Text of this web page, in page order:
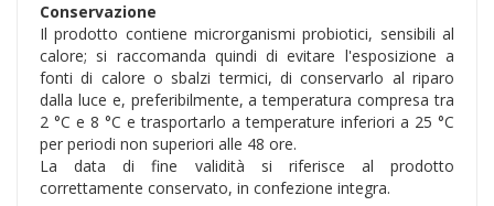
Conservazione
Il prodotto contiene microrganismi probiotici, sensibili al
calore; si raccomanda quindi di evitare l'esposizione a
fonti di calore o sbalzi termici, di conservarlo al riparo
dalla luce e, preferibilmente, a temperatura compresa tra
2 °C e 8 °C e trasportarlo a temperature inferiori a 25 °C
per periodi non superiori alle 48 ore.
La data di fine validità si riferisce al prodotto
correttamente conservato, in confezione integra.